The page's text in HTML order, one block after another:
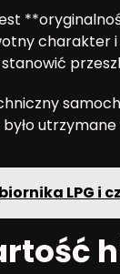
charakter
LPG i